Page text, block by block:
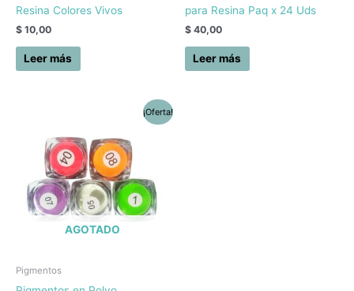
Resina Colores Vivos
$ 10,00
Leer más
para Resina Paq x 24 Uds
$ 40,00
Leer más
¡Oferta!
AGOTADO
Pigmentos
original
era:
$ 10,00.
es:
$ 5,00.